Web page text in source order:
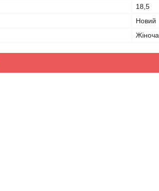
18,5
Новий
Жіноча